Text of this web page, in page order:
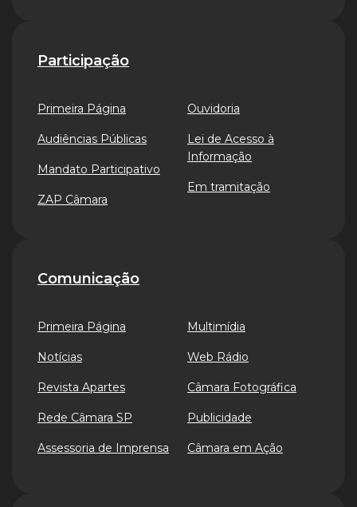
Participação
Primeira Página
Audiências Públicas
Mandato Participativo
ZAP Câmara
Ouvidoria
Lei de Acesso à
Informação
Em tramitação
Comunicação
Primeira Página
Notícias
Revista Apartes
Rede Câmara SP
Assessoria de Imprensa
Multimídia
Web Rádio
Câmara Fotográfica
Publicidade
Câmara em Ação